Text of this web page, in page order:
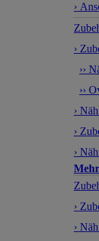
›
›
››
››
›
›
›
›
›